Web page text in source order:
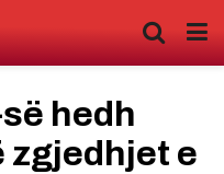
hedh
zgjedhjet e